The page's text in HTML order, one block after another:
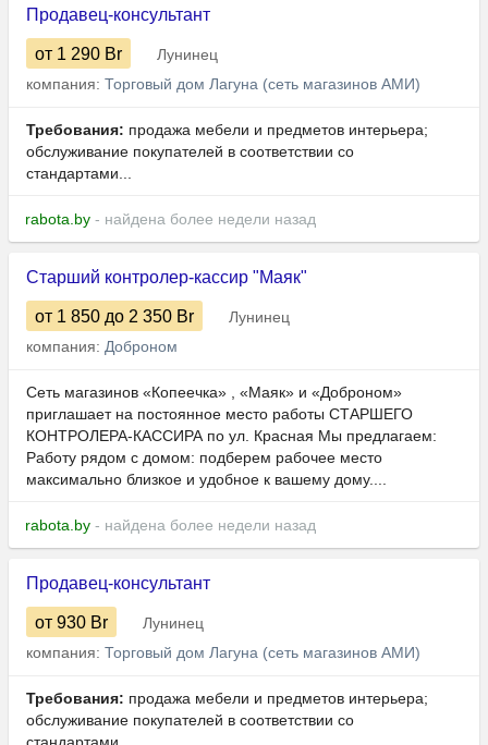
Продавец-консультант
от 1 290 Br
Лунинец
компания: Торговый дом Лагуна (сеть магазинов АМИ)
Требования: продажа мебели и предметов интерьера;
обслуживание покупателей в соответствии со
стандартами...
rabota.by - найдена более недели назад
Старший контролер-кассир "Маяк"
от 1 850 до 2 350 Br
Лунинец
компания: Доброном
Сеть магазинов «Копеечка» , «Маяк» и «Доброном»
приглашает на постоянное место работы СТАРШЕГО
КОНТРОЛЕРА-КАССИРА по ул. Красная Мы предлагаем:
Работу рядом с домом: подберем рабочее место
максимально близкое и удобное к вашему дому....
rabota.by - найдена более недели назад
Продавец-консультант
от 930 Br
Лунинец
компания: Торговый дом Лагуна (сеть магазинов АМИ)
Требования: продажа мебели и предметов интерьера;
обслуживание покупателей в соответствии со